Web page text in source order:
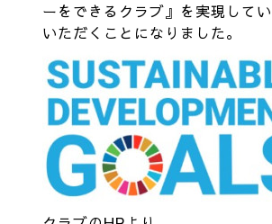
ーをできるクラブ』を実現して
いただくことになりました。